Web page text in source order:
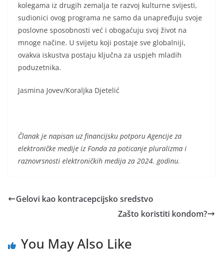
kolegama iz drugih zemalja te razvoj kulturne svijesti,
sudionici ovog programa ne samo da unapređuju svoje
poslovne sposobnosti već i obogaćuju svoj život na
mnoge načine. U svijetu koji postaje sve globalniji,
ovakva iskustva postaju ključna za uspjeh mladih
poduzetnika.
Jasmina Jovev/Koraljka Djetelić
Članak je napisan uz financijsku potporu Agencije za
elektroničke medije iz Fonda za poticanje pluralizma i
raznovrsnosti elektroničkih medija za 2024. godinu.
Gelovi kao kontracepcijsko sredstvo
Zašto koristiti kondom?
You May Also Like